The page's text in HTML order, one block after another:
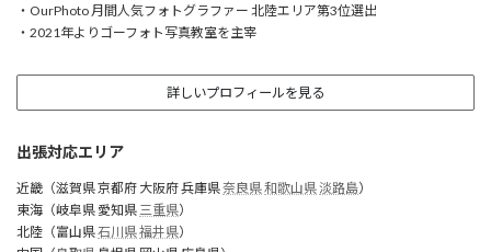
・OurPhoto 月間人気フォトグラファー 北陸エリア第3位選出
・2021年よりゴーフォト写真教室を主宰
詳しいプロフィールを見る
出張対応エリア
近畿（滋賀県 京都府 大阪府 兵庫県奈良県和歌山県淡路島）
東海（岐阜県 愛知県 三重県）
北陸（富山県石川県福井県）